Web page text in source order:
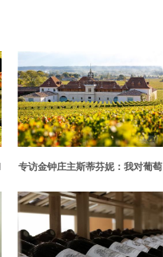
专访金钟庄主斯蒂芬妮：我对葡萄